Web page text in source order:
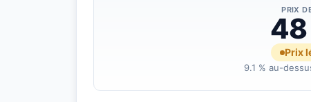
PRIX
Prix
9.1 % au-